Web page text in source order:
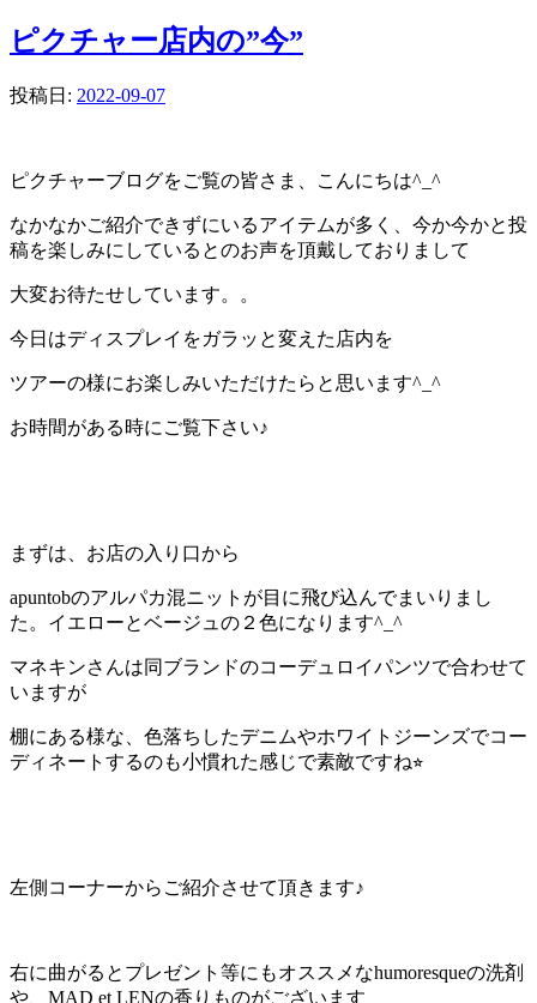
ピクチャー店内の”今”
投稿日: 2022-09-07
ピクチャーブログをご覧の皆さま、こんにちは^_^
なかなかご紹介できずにいるアイテムが多く、今か今かと投
稿を楽しみにしているとのお声を頂戴しておりまして
大変お待たせしています。。
今日はディスプレイをガラッと変えた店内を
ツアーの様にお楽しみいただけたらと思います^_^
お時間がある時にご覧下さい♪
まずは、お店の入り口から
apuntobのアルパカ混ニットが目に飛び込んでまいりまし
た。イエローとベージュの２色になります^_^
マネキンさんは同ブランドのコーデュロイパンツで合わせて
いますが
棚にある様な、色落ちしたデニムやホワイトジーンズでコー
ディネートするのも小慣れた感じで素敵ですね⭐︎
左側コーナーからご紹介させて頂きます♪
右に曲がるとプレゼント等にもオススメなhumoresqueの洗剤
や、MAD et LENの香りものがございます